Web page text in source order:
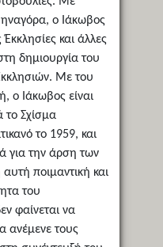
ο Ιάκωβος
και άλλες
δημιουργία του
Με του
ο Ιάκωβος είναι
το Σχίσμα
το 1959, και
για την άρση των
ποιμαντική και
του
φαίνεται να
ανέμενε τους